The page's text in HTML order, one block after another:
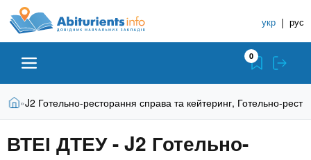
A
b
i
t
п
р
в
о
н
укр | рус
Абитуриенту
Вузы
0
В
д
е
Главная
»J2 Готельно-ресторання справа та кейтеринг, Готельно-
ВТЕІ ДТЕУ - J2 Готельно-